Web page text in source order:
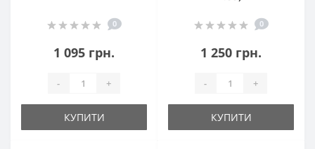
0
1 095 грн.
- +
КУПИТИ
0
1 250 грн.
- +
КУПИТИ